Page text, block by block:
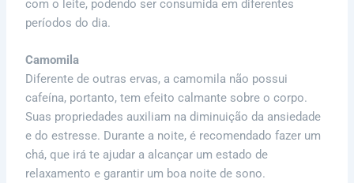
com o leite, podendo ser consumida em diferentes
períodos do dia.
Camomila
Diferente de outras ervas, a camomila não possui
cafeína, portanto, tem efeito calmante sobre o corpo.
Suas propriedades auxiliam na diminuição da ansiedade
e do estresse. Durante a noite, é recomendado fazer um
chá, que irá te ajudar a alcançar um estado de
relaxamento e garantir um boa noite de sono.